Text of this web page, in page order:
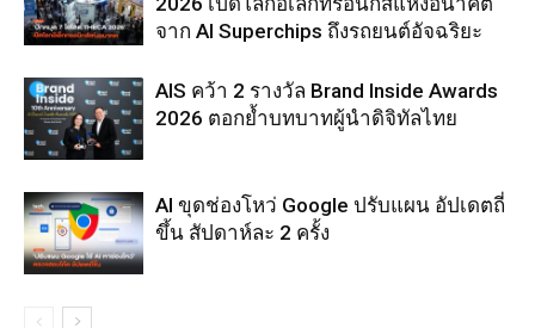
จาก AI Superchips ถึงรถยนต์อัจฉริยะ
AIS คว้า 2 รางวัล Brand Inside Awards
2026 ตอกย้ำบทบาทผู้นำดิจิทัลไทย
AI ขุดช่องโหว่ Google ปรับแผน อัปเดตถี่
ขึ้น สัปดาห์ละ 2 ครั้ง